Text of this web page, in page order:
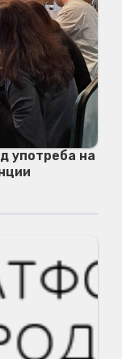
употреба на